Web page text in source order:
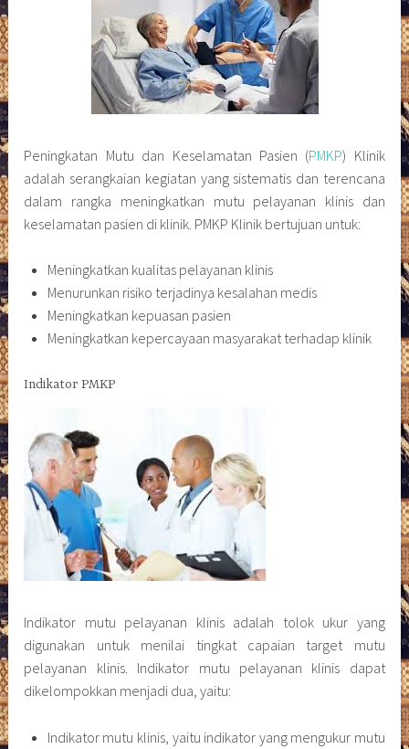
Peningkatan Mutu dan Keselamatan Pasien (PMKP) Klinik
adalah serangkaian kegiatan yang sistematis dan terencana
dalam rangka meningkatkan mutu pelayanan klinis dan
keselamatan pasien di klinik. PMKP Klinik bertujuan untuk:
Meningkatkan kualitas pelayanan klinis
Menurunkan risiko terjadinya kesalahan medis
Meningkatkan kepuasan pasien
Meningkatkan kepercayaan masyarakat terhadap klinik
Indikator PMKP
Indikator mutu pelayanan klinis adalah tolok ukur yang
digunakan untuk menilai tingkat capaian target mutu
pelayanan klinis. Indikator mutu pelayanan klinis dapat
dikelompokkan menjadi dua, yaitu:
Indikator mutu klinis, yaitu indikator yang mengukur mutu